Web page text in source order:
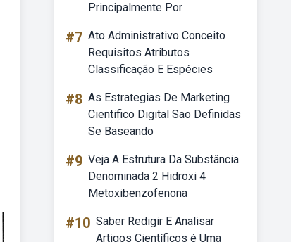
Principalmente Por
#7 Ato Administrativo Conceito
Requisitos Atributos
Classificação E Espécies
#8 As Estrategias De Marketing
Cientifico Digital Sao Definidas
Se Baseando
#9 Veja A Estrutura Da Substância
Denominada 2 Hidroxi 4
Metoxibenzofenona
#10 Saber Redigir E Analisar
Artigos Científicos é Uma